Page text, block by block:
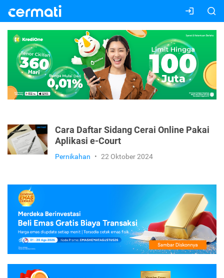
Cara Daftar Sidang Cerai Online Pakai
Aplikasi e-Court
Pernikahan • 22 Oktober 2024